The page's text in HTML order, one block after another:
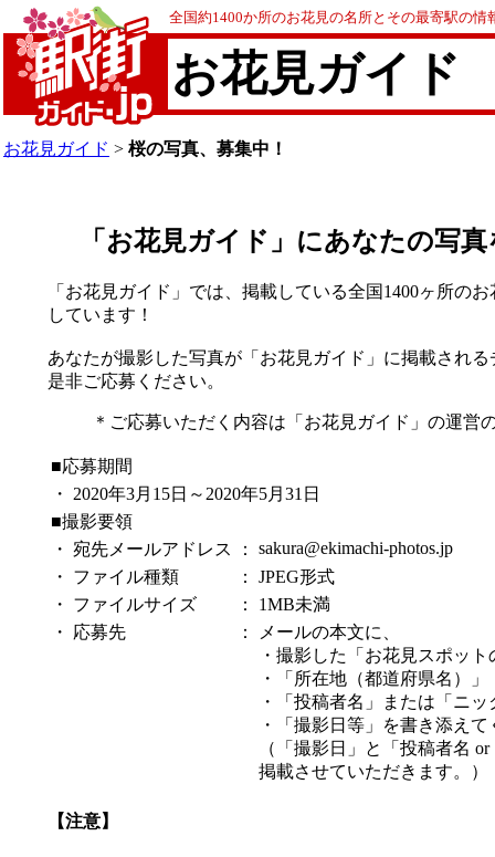
全国約1400か所のお花見の名所とその最寄駅の情
お花見ガイド
お花見ガイド > 桜の写真、募集中！
「お花見ガイド」にあなたの写
「お花見ガイド」では、掲載している全国1400ヶ所の
しています！
あなたが撮影した写真が「お花見ガイド」に掲載され
是非ご応募ください。
＊ご応募いただく内容は「お花見ガイド」の運営
■応募期間
・
2020年3月15日～2020年5月31日
■撮影要領
・ 宛先メールアドレス ：
sakura@ekimachi-photos.jp
・
ファイル種類 ：
JPEG形式
・
ファイルサイズ ：
1MB未満
・
応募先 ：
メールの本文に、
・撮影した「お花見スポット
・「所在地（都道府県名）」
・「投稿者名」または「ニ
・「撮影日等」を書き添え
（「撮影日」と「投稿者名
掲載させていただきます。）
【注意】